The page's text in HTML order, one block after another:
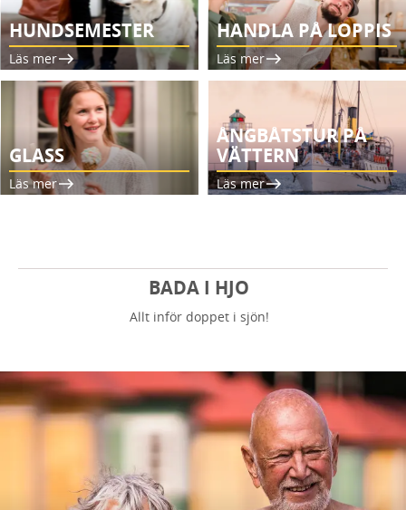
HUNDSEMESTER
Läs mer
HANDLA PÅ LOPPIS
Läs mer
GLASS
Läs mer
ÅNGBÅTSTUR PÅ
VÄTTERN
Läs mer
BADA I HJO
Allt inför doppet i sjön!